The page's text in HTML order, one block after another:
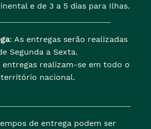
e de 3 a 5 dias para Ilhas.
: As entregas serão realizadas
Segunda a Sexta.
entregas realizam-se em todo o
território nacional.
de entrega podem ser